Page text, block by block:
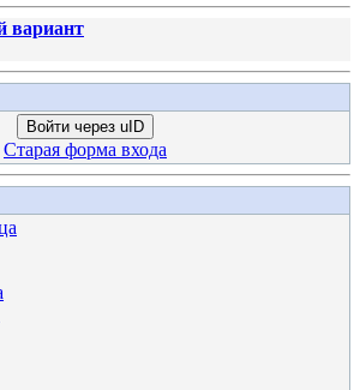
вариант
Войти через uID
Старая форма входа